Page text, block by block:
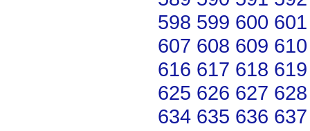
598 599 600 601
607 608 609 610
616 617 618 619
625 626 627 628
634 635 636 637